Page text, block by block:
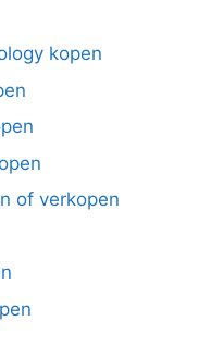
kopen
of verkopen